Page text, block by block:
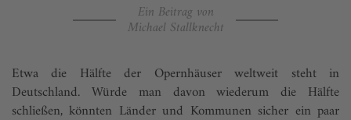
Ein Beitrag von
Michael Stallknecht
Etwa die Hälfte der Opernhäuser weltweit steht in
Deutschland. Würde man davon wiederum die Hälfte
schließen, könnten Länder und Kommunen sicher ein paar